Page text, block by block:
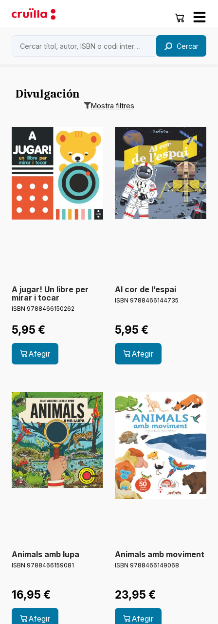
Cercar
Divulgación
Mostra filtres
A jugar! Un libre per
mirar i tocar
ISBN 9788466150262
5,95 €
Afegir
Al cor de l’espai
ISBN 9788466144735
5,95 €
Afegir
Animals amb lupa
ISBN 9788466159081
16,95 €
Afegir
Animals amb moviment
ISBN 9788466149068
23,95 €
Afegir